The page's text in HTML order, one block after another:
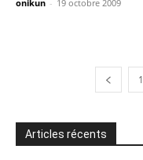
onikun - 19 octobre 2009
1
Articles récents